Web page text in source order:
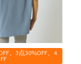
、3点30%OFF、4